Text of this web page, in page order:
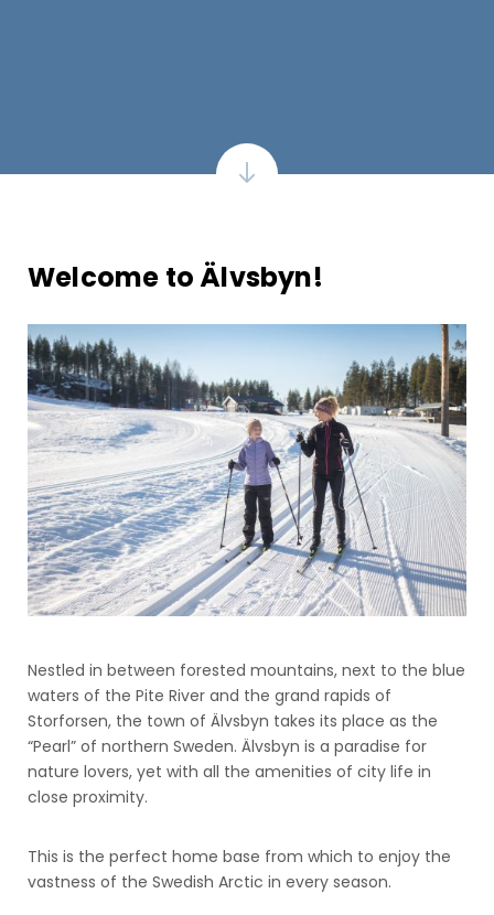
Welcome to Älvsbyn!
Nestled in between forested mountains, next to the blue
waters of the Pite River and the grand rapids of
Storforsen, the town of Älvsbyn takes its place as the
“Pearl” of northern Sweden. Älvsbyn is a paradise for
nature lovers, yet with all the amenities of city life in
close proximity.
This is the perfect home base from which to enjoy the
vastness of the Swedish Arctic in every season.